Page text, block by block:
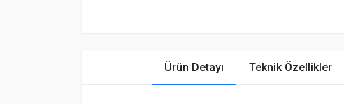
Ürün Detayı Teknik Özellikler